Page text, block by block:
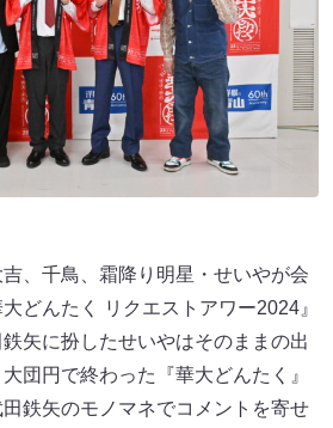
、千鳥、霜降り明星・せいやが会
どんたく リクエストアワー2024』
矢に扮したせいやはそのままの出
団円で終わった『華大どんたく』
鉄矢のモノマネでコメントを寄せ